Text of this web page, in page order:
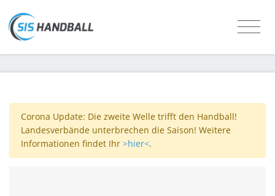
Corona Update: Die zweite Welle trifft den Handball!
Landesverbände unterbrechen die Saison! Weitere
Informationen findet Ihr >hier<.